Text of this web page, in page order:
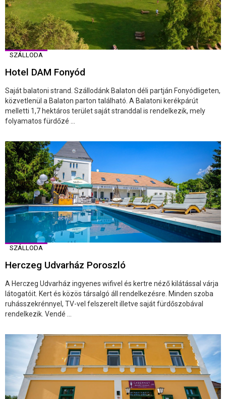
SZÁLLODA
Hotel DAM Fonyód
Saját balatoni strand. Szállodánk Balaton déli partján Fonyódligeten,
közvetlenül a Balaton parton található. A Balatoni kerékpárút
melletti 1,7 hektáros terület saját stranddal is rendelkezik, mely
folyamatos fürdőzé ...
SZÁLLODA
Herczeg Udvarház Poroszló
A Herczeg Udvarház ingyenes wifivel és kertre néző kilátással várja
látogatóit. Kert és közös társalgó áll rendelkezésre. Minden szoba
ruhásszekrénnyel, TV-vel felszerelt illetve saját fürdőszobával
rendelkezik. Vendé ...